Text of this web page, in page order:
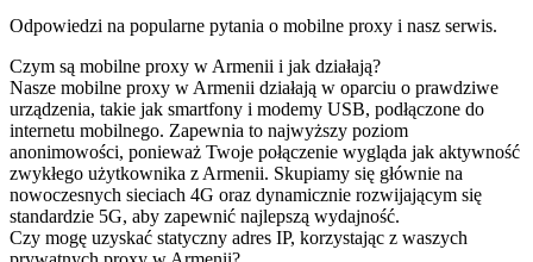
Odpowiedzi na popularne pytania o mobilne proxy i nasz serwis.
Czym są mobilne proxy w Armenii i jak działają?
Nasze mobilne proxy w Armenii działają w oparciu o prawdziwe
urządzenia, takie jak smartfony i modemy USB, podłączone do
internetu mobilnego. Zapewnia to najwyższy poziom
anonimowości, ponieważ Twoje połączenie wygląda jak aktywność
zwykłego użytkownika z Armenii. Skupiamy się głównie na
nowoczesnych sieciach 4G oraz dynamicznie rozwijającym się
standardzie 5G, aby zapewnić najlepszą wydajność.
Czy mogę uzyskać statyczny adres IP, korzystając z waszych